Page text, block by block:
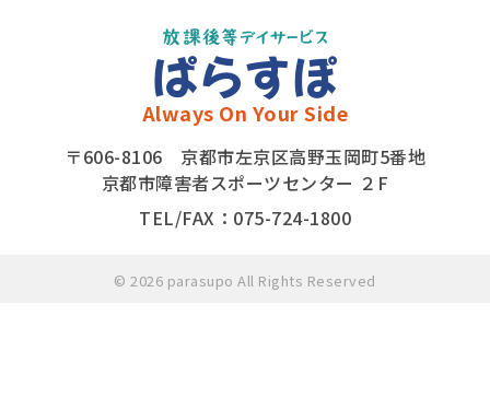
ぱらすぽ
Always On Your Side
〒606-8106 京都市左京区高野玉岡町5番地
京都市障害者スポーツセンター ２F
TEL/FAX：075-724-1800
©2026 parasupo All Rights Reserved